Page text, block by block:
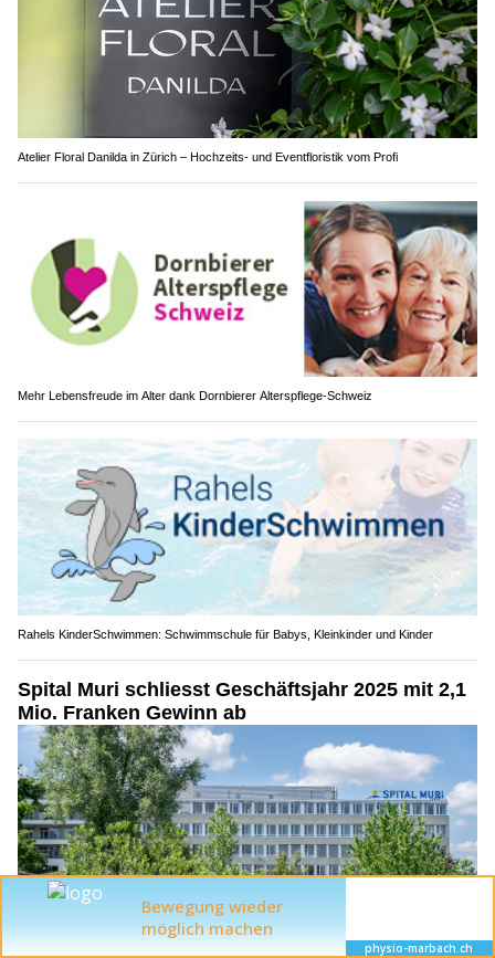
Atelier Floral Danilda in Zürich – Hochzeits- und Eventfloristik vom Profi
Mehr Lebensfreude im Alter dank Dornbierer Alterspflege-Schweiz
Rahels KinderSchwimmen: Schwimmschule für Babys, Kleinkinder und Kinder
Spital Muri schliesst Geschäftsjahr 2025 mit 2,1
Mio. Franken Gewinn ab